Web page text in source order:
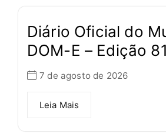
Diário Oficial do
DOM-E – Edição
7 de agosto de 2026
Leia Mais